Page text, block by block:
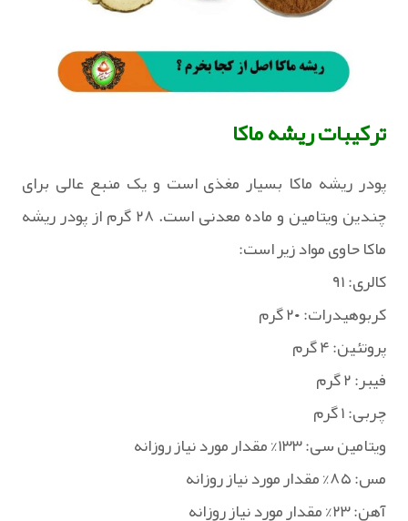
ترکیبات ریشه ماکا
پودر ریشه ماکا بسیار مغذی است و یک منبع عالی برای
چندین ویتامین و ماده معدنی است. ۲۸ گرم از پودر ریشه
ماکا حاوی مواد زیر است:
کالری: ۹۱
کربوهیدرات: ۲۰ گرم
پروتئین: ۴ گرم
فیبر: ۲ گرم
چربی: ۱ گرم
ویتامین سی: ۱۳۳% مقدار مورد نیاز روزانه
مس: ۸۵% مقدار مورد نیاز روزانه
آهن: ۲۳% مقدار مورد نیاز روزانه